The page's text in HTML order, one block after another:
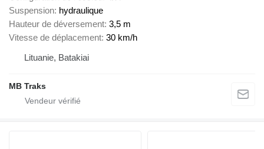
Suspension hydraulique
Hauteur de déversement 3,5 m
Vitesse de déplacement 30 km/h
Lituanie, Batakiai
MB Traks